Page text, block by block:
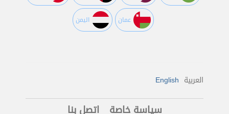
عمان اليمن
العربية English
سياسة خاصة اتصل بنا